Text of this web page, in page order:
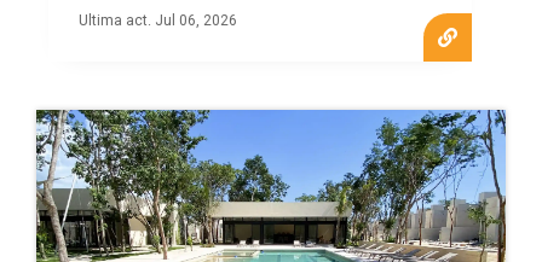
Ultima act. Jul 06, 2026